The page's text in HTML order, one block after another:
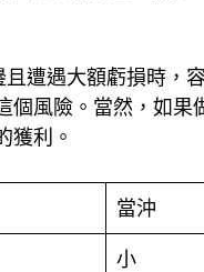
遭遇大額虧損時，
個風險。當然，如
獲利。
當沖
小